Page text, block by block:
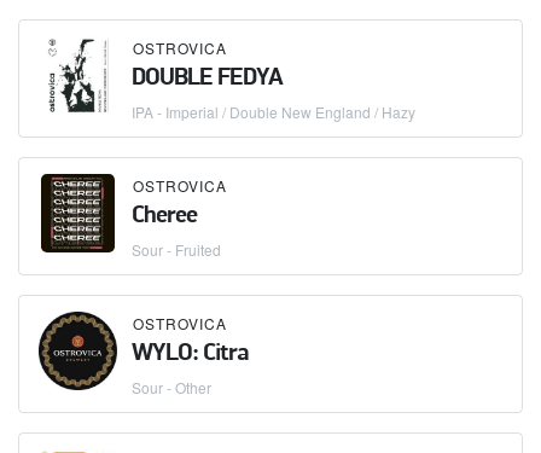
OSTROVICA
DOUBLE FEDYA
IPA - Imperial / Double New England / Hazy
OSTROVICA
Cheree
Sour - Fruited
OSTROVICA
WYLO: Citra
Sour - Other